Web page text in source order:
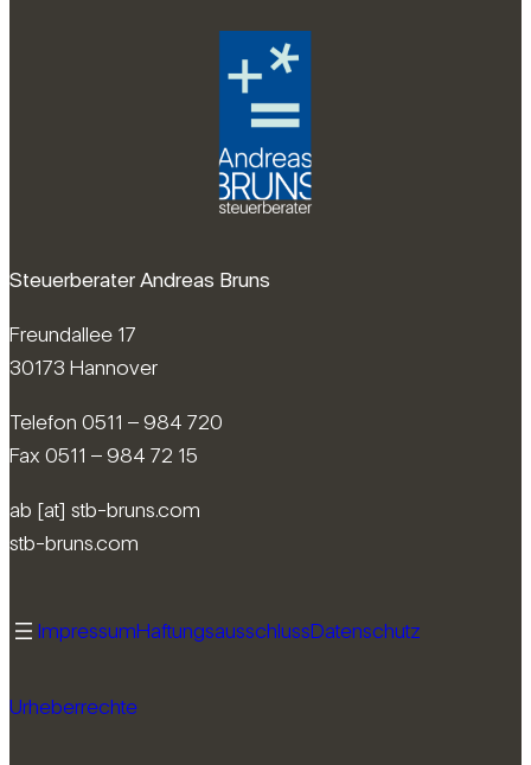
Steuerberater Andreas Bruns
Freundallee 17
30173 Hannover
Telefon 0511 – 984 720
Fax 0511 – 984 72 15
ab [at] stb-bruns.com
stb-bruns.com
ImpressumHaftungsausschlussDatenschutz
Urheberrechte